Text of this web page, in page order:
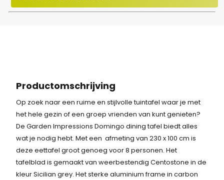
Productomschrijving
Op zoek naar een ruime en stijlvolle tuintafel waar je met
het hele gezin of een groep vrienden van kunt genieten?
De Garden Impressions Domingo dining tafel biedt alles
wat je nodig hebt. Met een afmeting van 230 x 100 cm is
deze eettafel groot genoeg voor 8 personen. Het
tafelblad is gemaakt van weerbestendig Centostone in de
kleur Sicilian grey. Het sterke aluminium frame in carbon